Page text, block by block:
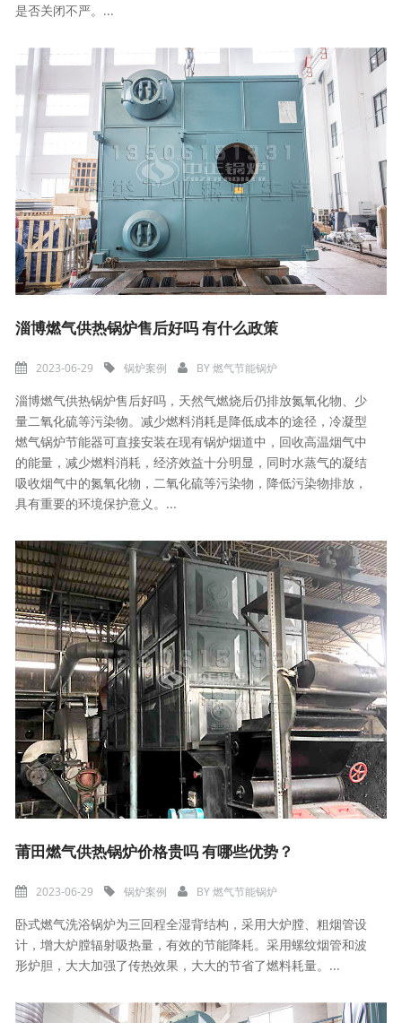
是否关闭不严。...
淄博燃气供热锅炉售后好吗 有什么政策
2023-06-29 锅炉案例 BY燃气节能锅炉
淄博燃气供热锅炉售后好吗，天然气燃烧后仍排放氮氧化物、少
量二氧化硫等污染物。减少燃料消耗是降低成本的途径，冷凝型
燃气锅炉节能器可直接安装在现有锅炉烟道中，回收高温烟气中
的能量，减少燃料消耗，经济效益十分明显，同时水蒸气的凝结
吸收烟气中的氮氧化物，二氧化硫等污染物，降低污染物排放，
具有重要的环境保护意义。...
莆田燃气供热锅炉价格贵吗 有哪些优势？
2023-06-29 锅炉案例 BY燃气节能锅炉
卧式燃气洗浴锅炉为三回程全湿背结构，采用大炉膛、粗烟管设
计，增大炉膛辐射吸热量，有效的节能降耗。采用螺纹烟管和波
形炉胆，大大加强了传热效果，大大的节省了燃料耗量。...